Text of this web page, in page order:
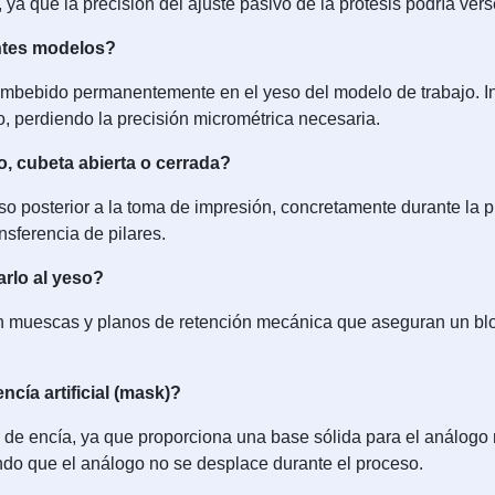
que la precisión del ajuste pasivo de la prótesis podría
modelos?
permanentemente en el yeso del modelo de trabajo.
perdiendo la precisión micrométrica necesaria.
cubeta abierta o cerrada?
posterior a la toma de impresión, concretamente durante la
de pilares.
al yeso?
y planos de retención mecánica que aseguran un
artificial (mask)?
encía, ya que proporciona una base sólida para el
que el análogo no se desplace durante el proceso.